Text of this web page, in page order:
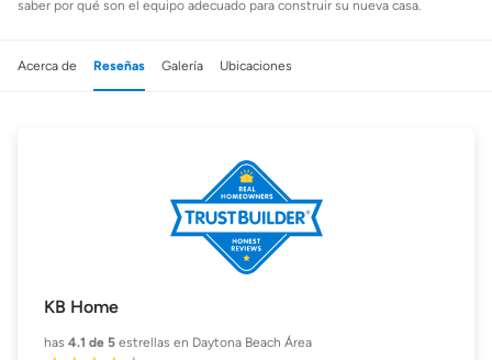
saber por qué son el equipo adecuado para construir su nueva casa.
Acerca de Reseñas Galería Ubicaciones
KB Home
has 4.1 de 5 estrellas en Daytona Beach Área